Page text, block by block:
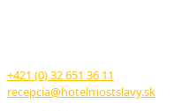
+421 (0) 32 651 36 11
recepcia@hotelmostslavy.sk